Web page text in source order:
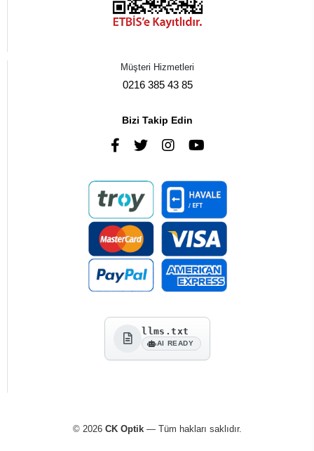
Müşteri Hizmetleri
0216 385 43 85
Bizi Takip Edin
llms.txt
AI READY
© 2026 CK Optik— Tüm hakları saklıdır.